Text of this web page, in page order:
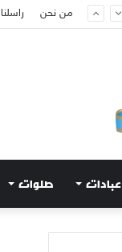
من نحن راسلنا
عبادات صلوات